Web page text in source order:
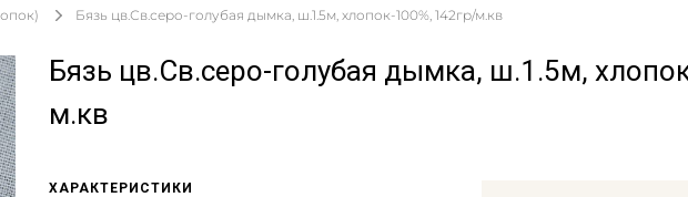
Бязь цв.Св.серо-голубая дымка, ш.1.5м, хлопок-100%, 142гр/м.кв
Бязь цв.Св.серо-голубая дымка, ш.1.5м,
м.кв
ХАРАКТЕРИСТИКИ